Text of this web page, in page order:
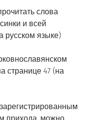
слова
и всей
русском языке)
странице 47 (на